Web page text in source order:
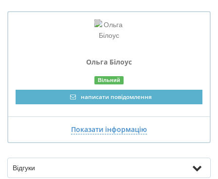
Ольга Білоус
Вільний
написати повідомлення
Показати інформацію
Відгуки